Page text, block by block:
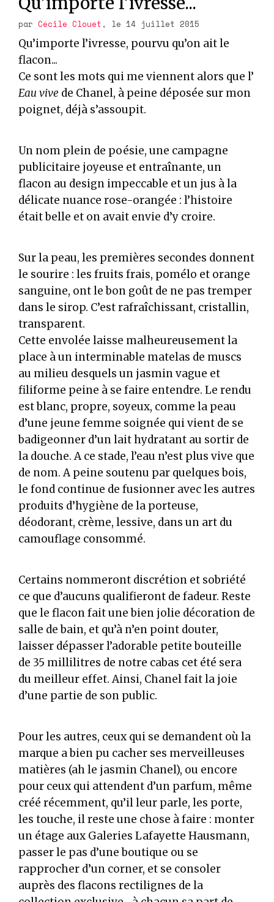
par Cécile Clouet , le 14 juillet 2015
Qu’importe l’ivresse, pourvu qu’on ait le
flacon...
Ce sont les mots qui me viennent alors que l’
Eau vive de Chanel, à peine déposée sur mon
poignet, déjà s’assoupit.
Un nom plein de poésie, une campagne
publicitaire joyeuse et entraînante, un
flacon au design impeccable et un jus à la
délicate nuance rose-orangée : l’histoire
était belle et on avait envie d’y croire.
Sur la peau, les premières secondes donnent
le sourire : les fruits frais, pomélo et orange
sanguine, ont le bon goût de ne pas tremper
dans le sirop. C’est rafraîchissant, cristallin,
transparent.
Cette envolée laisse malheureusement la
place à un interminable matelas de muscs
au milieu desquels un jasmin vague et
filiforme peine à se faire entendre. Le rendu
est blanc, propre, soyeux, comme la peau
d’une jeune femme soignée qui vient de se
badigeonner d’un lait hydratant au sortir de
la douche. A ce stade, l’eau n’est plus vive que
de nom. A peine soutenu par quelques bois,
le fond continue de fusionner avec les autres
produits d’hygiène de la porteuse,
déodorant, crème, lessive, dans un art du
camouflage consommé.
Certains nommeront discrétion et sobriété
ce que d’aucuns qualifieront de fadeur. Reste
que le flacon fait une bien jolie décoration de
salle de bain, et qu’à n’en point douter,
laisser dépasser l’adorable petite bouteille
de 35 millilitres de notre cabas cet été sera
du meilleur effet. Ainsi, Chanel fait la joie
d’une partie de son public.
Pour les autres, ceux qui se demandent où la
marque a bien pu cacher ses merveilleuses
matières (ah le jasmin Chanel), ou encore
pour ceux qui attendent d’un parfum, même
créé récemment, qu’il leur parle, les porte,
les touche, il reste une chose à faire : monter
un étage aux Galeries Lafayette Hausmann,
passer le pas d’une boutique ou se
rapprocher d’un corner, et se consoler
auprès des flacons rectilignes de la